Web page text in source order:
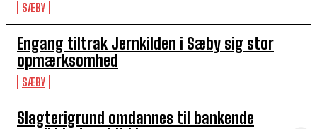
SÆBY
Engang tiltrak Jernkilden i Sæby sig stor
opmærksomhed
SÆBY
Slagterigrund omdannes til bankende